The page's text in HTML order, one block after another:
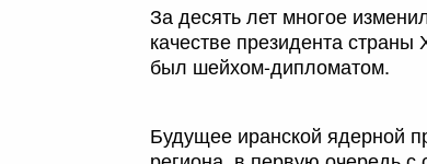
За десять лет многое
качестве президента
был шейхом-дипломатом.
Будущее иранской ядерной